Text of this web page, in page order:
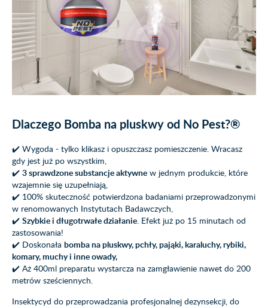
Dlaczego Bomba na pluskwy od No Pest?®
✔️ Wygoda - tylko klikasz i opuszczasz pomieszczenie. Wracasz
gdy jest już po wszystkim,
✔️ 3 sprawdzone substancje aktywne w jednym produkcie, które
wzajemnie się uzupełniają,
✔️ 100% skuteczność potwierdzona badaniami przeprowadzonymi
w renomowanych Instytutach Badawczych,
✔️ Szybkie i długotrwałe działanie. Efekt już po 15 minutach od
zastosowania!
✔️ Doskonała bomba na pluskwy, pchły, pająki, karaluchy, rybiki,
komary, muchy i inne owady,
✔️ Aż 400ml preparatu wystarcza na zamgławienie nawet do 200
metrów sześciennych.
Insektycyd do przeprowadzania profesjonalnej dezynsekcji, do